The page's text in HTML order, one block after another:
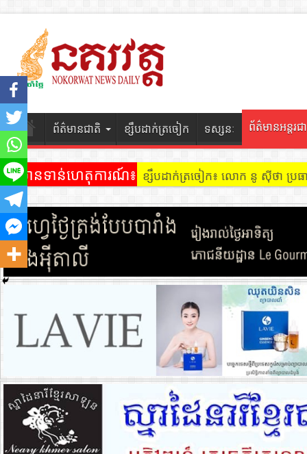
ព័ត៌មានជាតិ ខ្សឹបដាក់ត្រចៀក ទស្សនៈ ព័ត៌មានអន្តរជ
ព័ត៌មានទាន់ហេតុការណ៍៖ ខ្សឹបដាក់ត្រចៀក ៖ អគារ Sky 31